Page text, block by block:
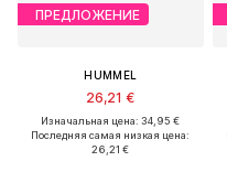
ПРЕДЛОЖЕНИЕ
HUMMEL
26,21 €
Изначальная цена: 34,95 €
Последняя самая низкая цена:
26,21 €